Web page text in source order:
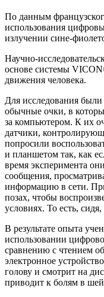
По данным
использования
излучении сине-
Научно-
основе системы
движения человека.
Для исследования
обычные очки, в
за компьютером. К их
датчики,
попросили
и планшетом так, как
время эксперимента
сообщения,
информацию в сети.
позах, чтобы
условиях. То есть,
В результате опыта
использовании
сравнению с чтением
электронное
голову и смотрит на
приводит к болям в